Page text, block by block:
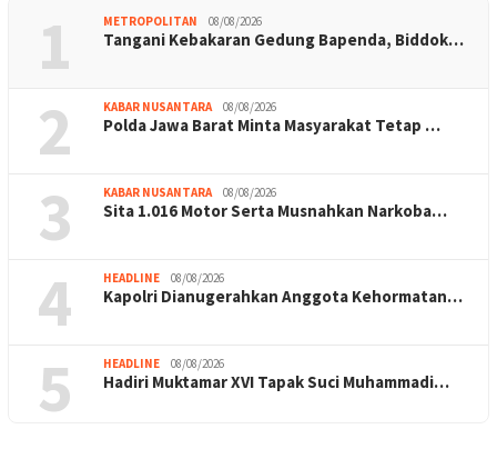
1 METROPOLITAN 08/08/2026
Tangani Kebakaran Gedung Bapenda, Biddok…
2 KABAR NUSANTARA 08/08/2026
Polda Jawa Barat Minta Masyarakat Tetap …
3 KABAR NUSANTARA 08/08/2026
Sita 1.016 Motor Serta Musnahkan Narkoba…
4 HEADLINE 08/08/2026
Kapolri Dianugerahkan Anggota Kehormatan…
5 HEADLINE 08/08/2026
Hadiri Muktamar XVI Tapak Suci Muhammadi…